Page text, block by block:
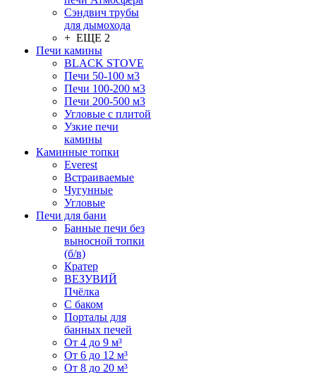
Сэндвич трубы
для дымохода
+ ЕЩЕ 2
Печи камины
BLACK STOVE
Печи 50-100 м3
Печи 100-200 м3
Печи 200-500 м3
Угловые с плитой
Узкие печи
камины
Каминные топки
Everest
Встраиваемые
Чугунные
Угловые
Печи для бани
Банные печи без
выносной топки
(б/в)
Кратер
ВЕЗУВИЙ
Пчёлка
С баком
Порталы для
банных печей
От 4 до 9 м³
От 6 до 12 м³
От 8 до 20 м³